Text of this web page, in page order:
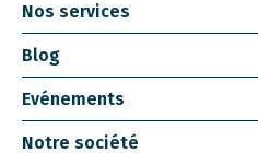
Nos services
Blog
Evénements
Notre société